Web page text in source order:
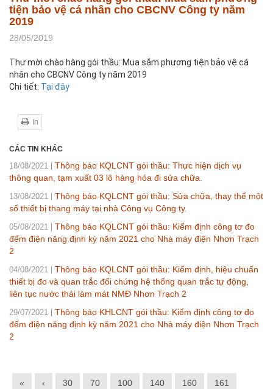
tiện bảo vệ cá nhân cho CBCNV Công ty năm
2019
28/05/2019
Thư mời chào hàng gói thầu: Mua sắm phương tiện bảo vệ cá
nhân cho CBCNV Công ty năm 2019
Chi tiết: Tại đây
In
CÁC TIN KHÁC
18/08/2021
Thông báo KQLCNT gói thầu: Thực hiện dịch vụ
thông quan, tạm xuất 03 lô hàng hóa đi sửa chữa.
13/08/2021
Thông báo KQLCNT gói thầu: Sửa chữa, thay thế một
số thiết bị thang máy tại nhà Công vụ Công ty.
05/08/2021
Thông báo KQLCNT gói thầu: Kiểm định công tơ đo
đếm điện năng định kỳ năm 2021 cho Nhà máy điện Nhơn Trạch
2
04/08/2021
Thông báo KQLCNT gói thầu: Kiểm định, hiệu chuẩn
thiết bị đo và quan trắc đối chứng hệ thống quan trắc tự động,
liên tục nước thải làm mát NMĐ Nhơn Trạch 2
29/07/2021
Thông báo KHLCNT gói thầu: Kiểm định công tơ đo
đếm điện năng định kỳ năm 2021 cho Nhà máy điện Nhơn Trạch
2
« ‹ 30 70 100 140 160 161